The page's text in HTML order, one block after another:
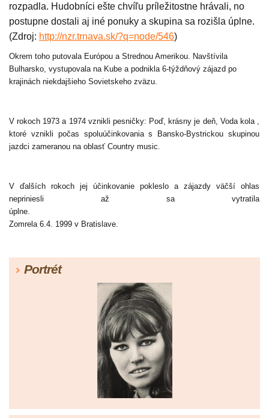
rozpadla. Hudobníci ešte chvíľu príležitostne hrávali, no
postupne dostali aj iné ponuky a skupina sa rozišla úplne.
(Zdroj: http://nzr.trnava.sk/?q=node/546)
Okrem toho putovala Európou a Strednou Amerikou. Navštívila
Bulharsko, vystupovala na Kube a podnikla 6-týždňový zájazd po
krajinách niekdajšieho Sovietskeho zväzu.
V rokoch 1973 a 1974 vznikli pesničky: Poď, krásny je deň, Voda kola ,
ktoré vznikli počas spoluúčinkovania s Bansko-Bystrickou skupinou
jazdci zameranou na oblasť Country music.
V ďalších rokoch jej účinkovanie pokleslo a zájazdy väčší ohlas
nepriniesli až sa vytratila
Zomrela 6.4. 1999 v Bratislave.
Portrét